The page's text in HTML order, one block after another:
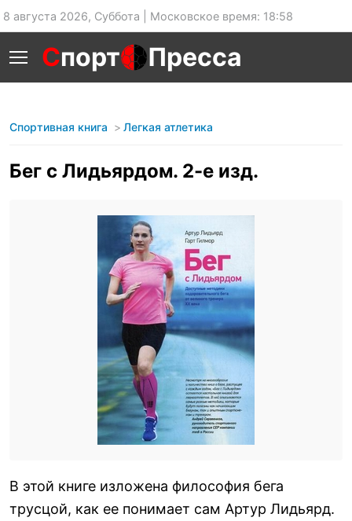
8 августа 2026, Суббота | Московское время: 18:58
Спорт Пресса
Спортивная книга Легкая атлетика
Бег с Лидьярдом. 2-е изд.
В этой книге изложена философия бега
трусцой, как ее понимает сам Артур Лидьярд.